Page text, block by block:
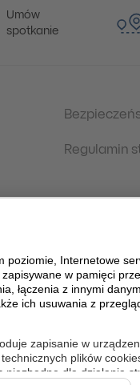
Umów
spotkanie
Regulamin